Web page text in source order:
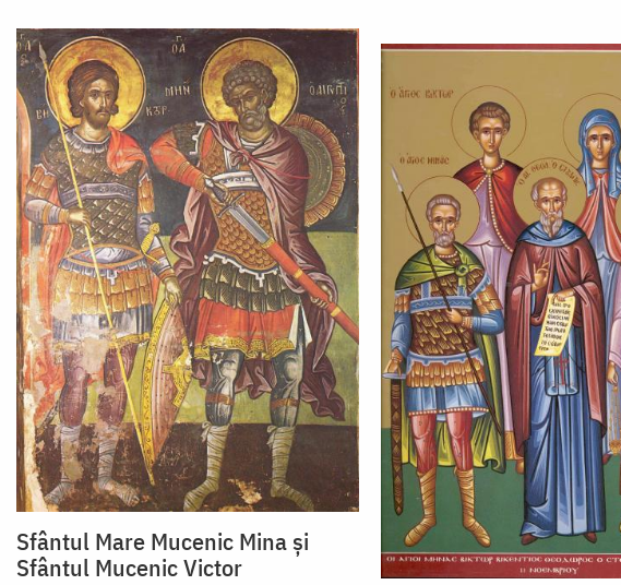
Sfântul Mare Mucenic Mina și
Sfântul Mucenic Victor